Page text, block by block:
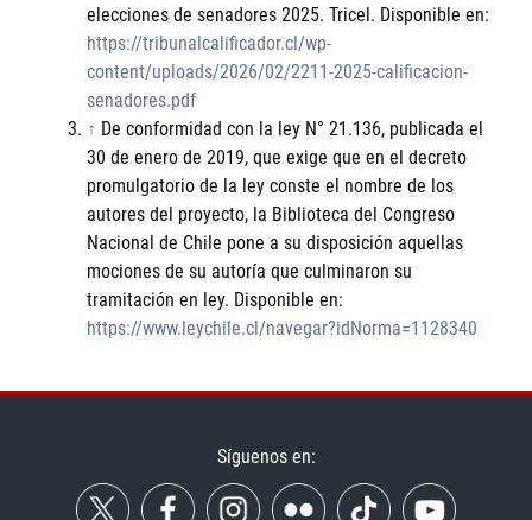
elecciones de senadores 2025. Tricel. Disponible en:
https://tribunalcalificador.cl/wp-
content/uploads/2026/02/2211-2025-calificacion-
senadores.pdf
↑ De conformidad con la ley N° 21.136, publicada el
30 de enero de 2019, que exige que en el decreto
promulgatorio de la ley conste el nombre de los
autores del proyecto, la Biblioteca del Congreso
Nacional de Chile pone a su disposición aquellas
mociones de su autoría que culminaron su
tramitación en ley. Disponible en:
https://www.leychile.cl/navegar?idNorma=1128340
Síguenos en: